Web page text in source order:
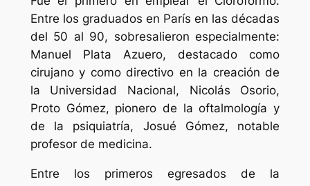
Entre los graduados en París en las décadas
del 50 al 90, sobresalieron especialmente:
Manuel Plata Azuero, destacado como
cirujano y como directivo en la creación de
la Universidad Nacional, Nicolás Osorio,
Proto Gómez, pionero de la oftalmología y
de la psiquiatría, Josué Gómez, notable
profesor de medicina.
Entre los primeros egresados de la